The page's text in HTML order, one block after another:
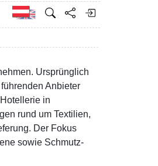
Englisch
Ursprünglich
Anbieter
in
rund um Textilien,
Der Fokus
sowie Schmutz-